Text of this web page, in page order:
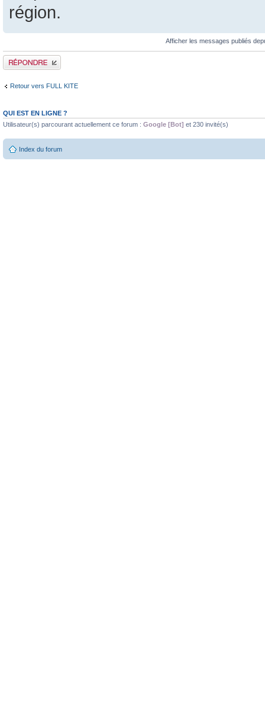
région.
Afficher les messages publiés
Publier une réponse
Retour vers FULL KITE
QUI EST EN LIGNE ?
Utilisateur(s) parcourant actuellement ce forum : Google [Bot] et 230 invité(s)
Index du forum